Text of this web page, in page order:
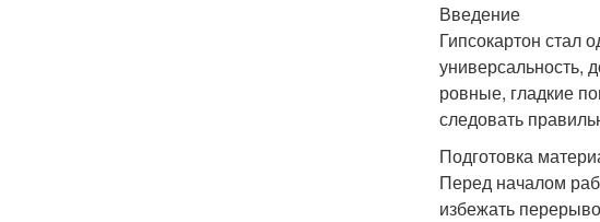
Введение
Гипсокартон стал
универсальность,
ровные, гладкие
следовать
Подготовка
Перед началом
избежать